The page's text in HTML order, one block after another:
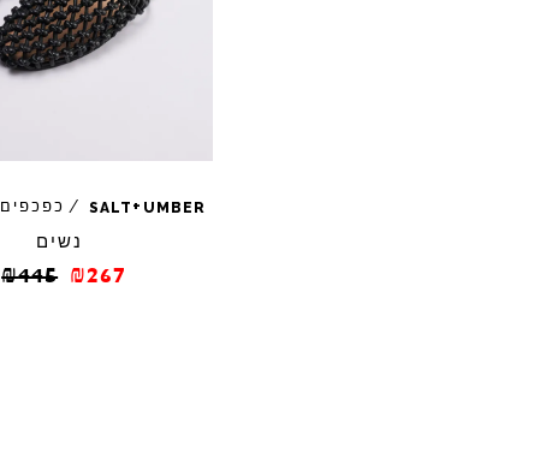
SALT + UMBER
/ כפכפים
נשים
₪445 ₪267